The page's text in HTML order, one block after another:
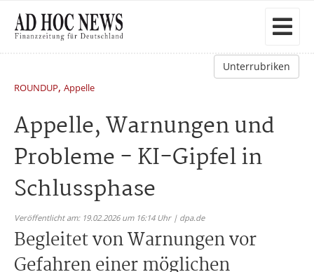
Unterrubriken
ROUNDUP, Appelle
Appelle, Warnungen und
Probleme - KI-Gipfel in
Schlussphase
Veröffentlicht am: 19.02.2026 um 16:14 Uhr | dpa.de
Begleitet von Warnungen vor
Gefahren einer möglichen